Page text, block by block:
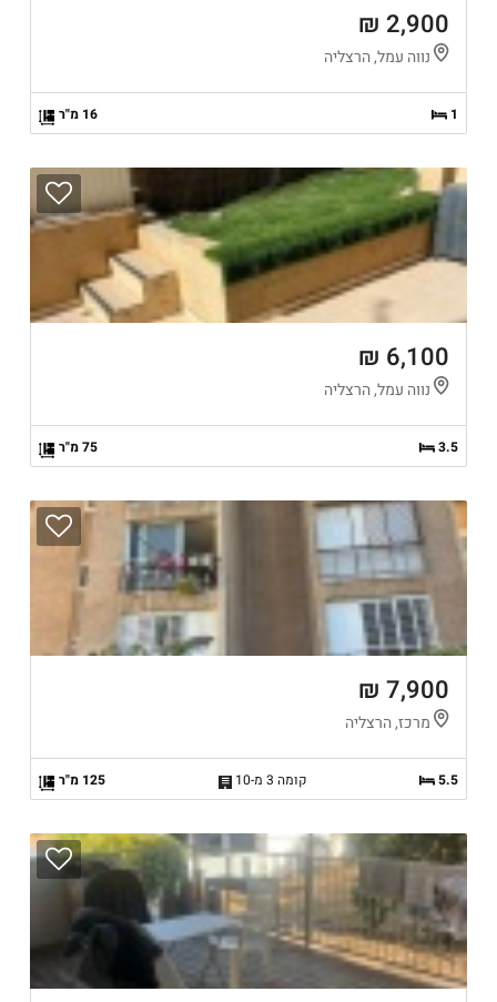
2,900 ₪
נווה עמל, הרצליה
1 16 מ"ר
6,100 ₪
נווה עמל, הרצליה
3.5 75 מ"ר
7,900 ₪
מרכז, הרצליה
5.5 קומה 3 מ-10 125 מ"ר